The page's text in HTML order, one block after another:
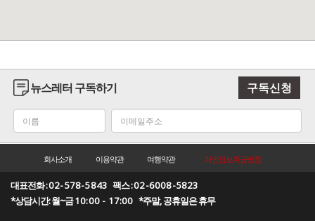
뉴스레터 구독하기 구독신청
회사소개 이용약관 여행약관 개인정보취급방침
대표전화 :02-578-5843 팩스 :02-6008-5823
*상담시간: 월~금10:00 - 17:00 *주말, 공휴일은 휴무